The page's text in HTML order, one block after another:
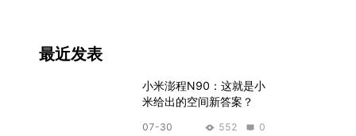
最近发表
小米澎程N90：这就是小
米给出的空间新答案？
07-30 552 0